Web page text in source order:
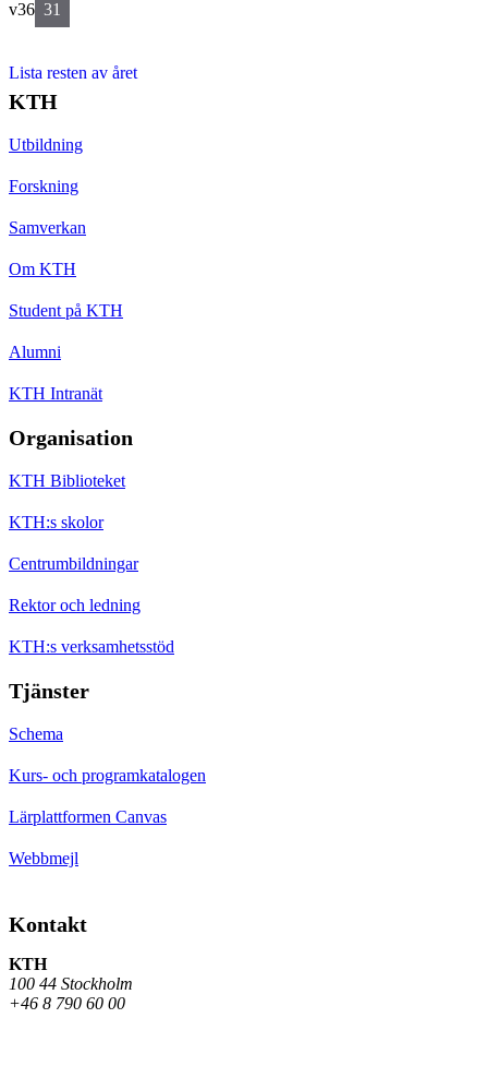
v36 31
Lista resten av året
KTH
Utbildning
Forskning
Samverkan
Om KTH
Student på KTH
Alumni
KTH Intranät
Organisation
KTH Biblioteket
KTH:s skolor
Centrumbildningar
Rektor och ledning
KTH:s verksamhetsstöd
Tjänster
Schema
Kurs- och programkatalogen
Lärplattformen Canvas
Webbmejl
Kontakt
KTH
100 44 Stockholm
+46 8 790 60 00